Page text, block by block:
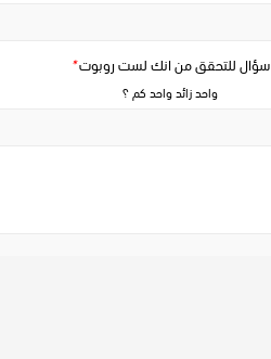
سؤال للتحقق من انك لست روبوت*
واحد زائد واحد كم ؟